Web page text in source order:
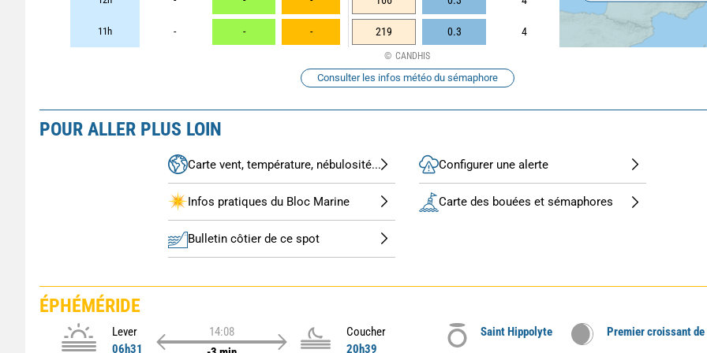
11h - - - 219 0.3 4
CANDHIS
Consulter les infos météo du sémaphore
POUR ALLER PLUS LOIN
Carte vent, température, nébulosité...
Infos pratiques du Bloc Marine
Bulletin côtier de ce spot
Configurer une alerte
Carte des bouées et sémaphores
ÉPHÉMÉRIDE
Lever
06h31
14:08
Coucher
20h39
Saint Hippolyte Premier croissant de